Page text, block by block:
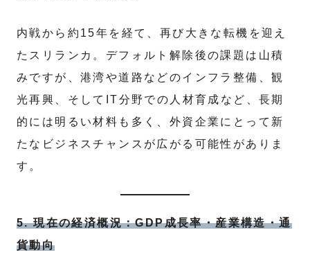
内戦から約15年を経て、再び大きな転機を迎え
たスリランカ。デフォルト解除後の課題は山積
みですが、港湾や道路などのインフラ整備、観
光再興、そしてIT分野での人材育成など、長期
的には明るい材料も多く、外資企業にとって新
たなビジネスチャンスが広がる可能性がありま
す。
5. 現在の経済概況：GDP成長率・産業構造・通
貨動向